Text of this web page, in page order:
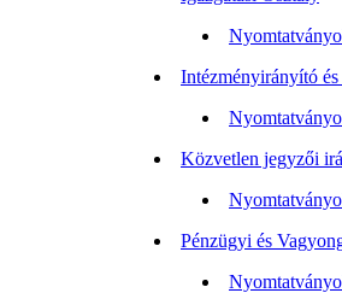
Intézményirányító
Közvetlen jegyzői
Pénzügyi és